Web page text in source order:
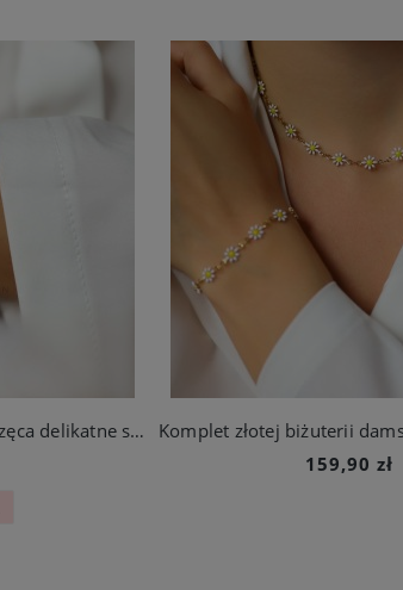
Bransoletka srebrna dziewczęca delikatne stokrotki stal szlachetna
159,90 zł